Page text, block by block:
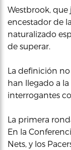
Westbrook, que
encestador de
naturalizado
de superar.
La definición no
han llegado a
interrogantes
La primera
En la
Nets, y los